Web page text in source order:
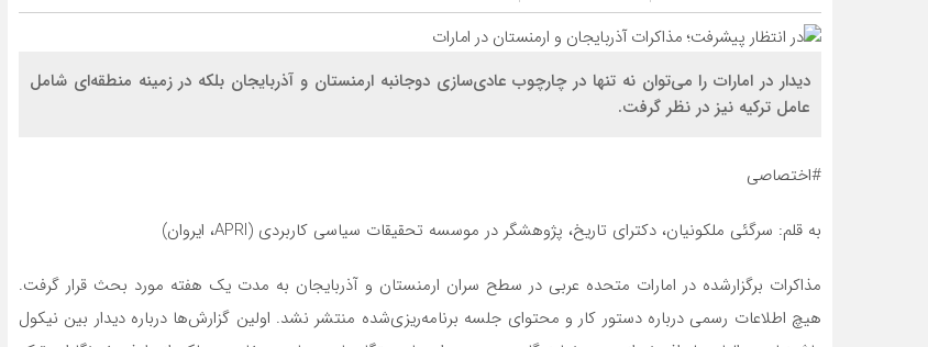
دیدار در امارات را می‌توان نه تنها در چارچوب عادی‌سازی دوجانبه ارمنستان و آذربایجان بلکه در زمینه منطقه‌ای شامل
عامل ترکیه نیز در نظر گرفت.
#اختصاصی
به قلم: سرگئی ملکونیان، دکترای تاریخ، پژوهشگر در موسسه تحقیقات سیاسی کاربردی (APRI، ایروان)
مذاکرات برگزارشده در امارات متحده عربی در سطح سران ارمنستان و آذربایجان به مدت یک هفته مورد بحث قرار گرفت.
هیچ اطلاعات رسمی درباره دستور کار و محتوای جلسه برنامه‌ریزی‌شده منتشر نشد. اولین گزارش‌ها درباره دیدار بین نیکول